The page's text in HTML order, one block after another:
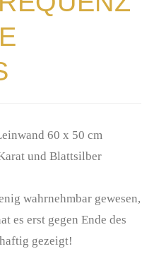
60 x 50 cm
und Blattsilber
wahrnehmbar gewesen,
es erst gegen Ende des
gezeigt!